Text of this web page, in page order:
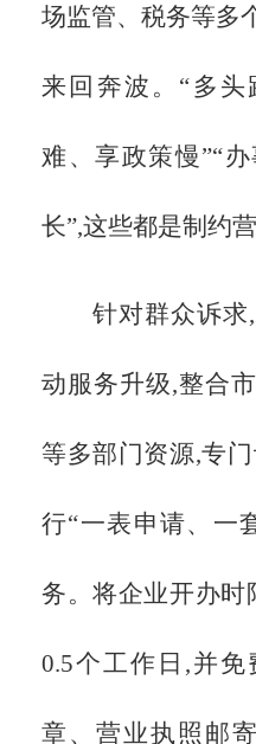
场监管、税务等多
来回奔波。 “多头
难、享政策慢”“
长”,这些都是制约
针对群众诉
动服务升级,整合
等多部门资源,专
行“一表申请、一
务。将企业开办时
0.5个工作日,并
章、营业执照邮